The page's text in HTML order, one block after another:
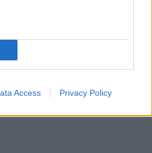
Access Privacy Policy